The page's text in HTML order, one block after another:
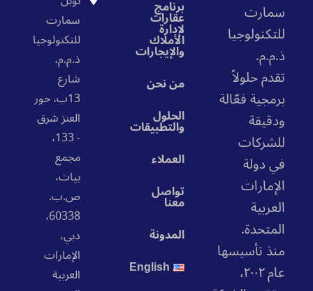
حلولاً
فعّالة
دولة
تأسيسها
عام ٢٠٠٢،
عقارات
الأملاك
والإيجارات
من نحن
والتطبيقات
العملاء
تواصل
المدونة
English
سمارت
للتكنولوجيا
13ب، حور
العنز شرق
60338،
الإمارات